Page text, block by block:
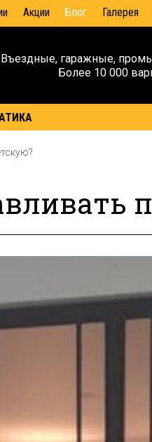
Акции Блог Галерея
Въездные, гаражные,
Более 10 000